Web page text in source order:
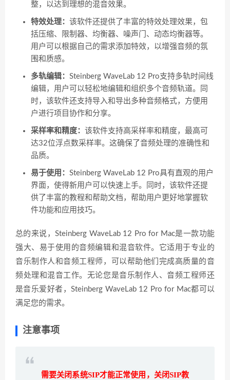
整，以达到理想的混音效果。
特效处理： 该软件还提供了丰富的特效处理效果，包
括压缩、限制器、均衡器、噪声门、动态均衡器等。
用户可以根据自己的需求添加特效，以增强音频的氛
围和质感。
多轨编辑： Steinberg WaveLab 12 Pro支持多轨时间线
编辑，用户可以轻松地编辑和组织多个音频轨道。同
时，该软件还支持导入和导出多种音频格式，方便用
户进行项目协作和分享。
采样率和精度： 该软件支持高采样率和精度，最高可
达32位浮点数采样率。这确保了音频处理的准确性和
品质。
易于使用： Steinberg WaveLab 12 Pro具有直观的用户
界面，使得新用户可以快速上手。同时，该软件还提
供了丰富的教程和帮助文档，帮助用户更好地掌握软
件功能和应用技巧。
总的来说，Steinberg WaveLab 12 Pro for Mac是一款功能
强大、易于使用的音频编辑和混音软件。它适用于专业的
音乐制作人和音频工程师，可以帮助他们完成高质量的音
频处理和混音工作。无论您是音乐制作人、音频工程师还
是音乐爱好者，Steinberg WaveLab 12 Pro for Mac都可以
满足您的需求。
注意事项
需要关闭系统SIP才能正常使用，关闭SIP教